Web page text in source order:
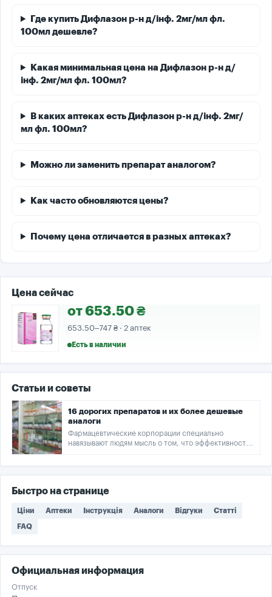
Где купить Дифлазон р-н д/інф. 2мг/мл фл.
100мл дешевле?
Какая минимальная цена на Дифлазон р-н д/
інф. 2мг/мл фл. 100мл?
В каких аптеках есть Дифлазон р-н д/інф. 2мг/
мл фл. 100мл?
Можно ли заменить препарат аналогом?
Как часто обновляются цены?
Почему цена отличается в разных аптеках?
Цена сейчас
от 653.50 ₴
653.50–747 ₴ · 2 аптек
Есть в наличии
Статьи и советы
16 дорогих препаратов и их более дешевые
аналоги
Фармацевтические корпорации специально
навязывают людям мысль о том, что эффективность
Быстро на странице
Ціни Аптеки Інструкція Аналоги Відгуки Статті
FAQ
Официальная информация
Отпуск